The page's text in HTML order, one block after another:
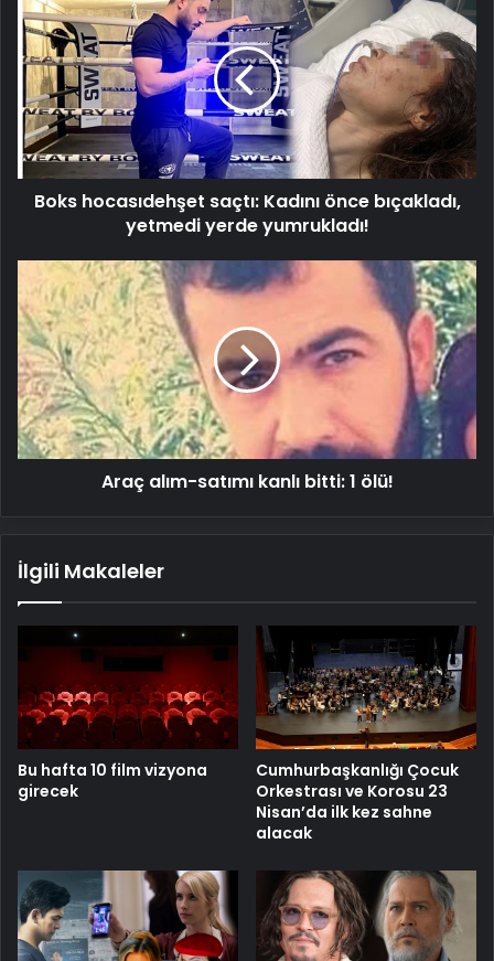
hocasıdehşet
saçtı:
Kadını
önce
bıçakladı,
yetmedi
yerde
yumrukladı!
Boks hocasıdehşet saçtı: Kadını önce bıçakladı,
yetmedi yerde yumrukladı!
alım-
satımı
kanlı
bitti:
1
ölü!
Araç alım-satımı kanlı bitti: 1 ölü!
İlgili Makaleler
Bu hafta 10 film vizyona
girecek
Cumhurbaşkanlığı Çocuk
Orkestrası ve Korosu 23
Nisan’da ilk kez sahne
alacak